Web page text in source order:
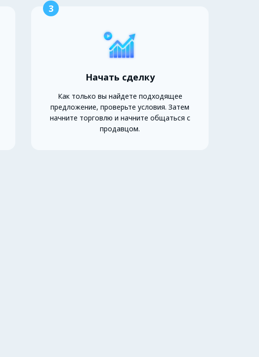
3
Начать сделку
Как только вы найдете подходящее
предложение, проверьте условия. Затем
начните торговлю и начните общаться с
продавцом.